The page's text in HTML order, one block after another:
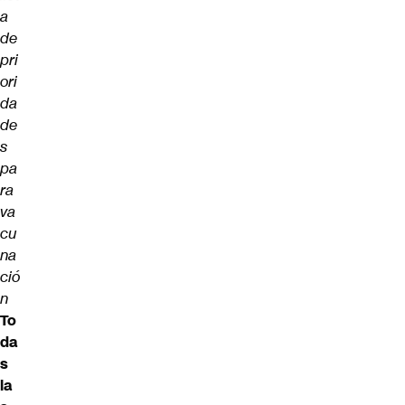
a
de
pri
ori
da
de
s
pa
ra
va
cu
na
ció
n
To
da
s
la